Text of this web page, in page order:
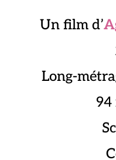
Un film d’
Long-
94